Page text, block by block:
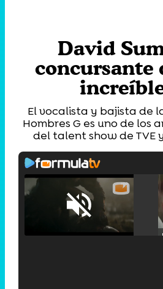
David
concursante
El vocalista y bajista de
Hombres G es uno de los
del talent show de TVE
Unmute /